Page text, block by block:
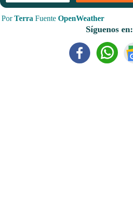
PorTerra Fuente OpenWeather
Síguenos en: